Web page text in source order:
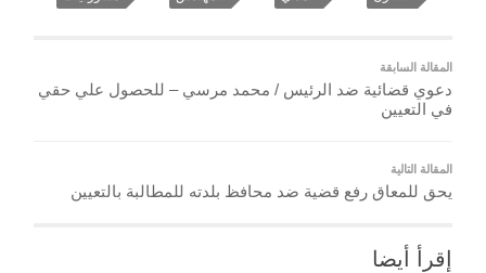
المقالة السابقة
دعوي قضائية ضد الرئيس / محمد مرسي – للحصول علي حقي
في التعيين
المقالة التالية
يحق للمعاق رفع قضية ضد محافظ بلدته للمطالبة بالتعيين
إقرأ أيضا